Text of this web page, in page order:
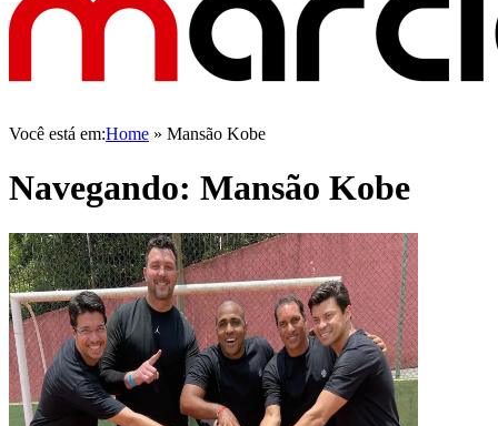
Você está em:Home » Mansão Kobe
Navegando: Mansão Kobe